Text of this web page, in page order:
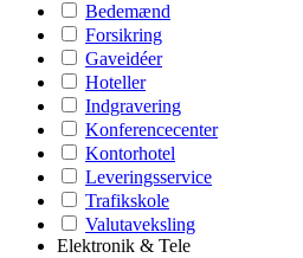
Bedemænd
Forsikring
Gaveidéer
Hoteller
Indgravering
Konferencecenter
Kontorhotel
Leveringsservice
Trafikskole
Valutaveksling
Elektronik & Tele